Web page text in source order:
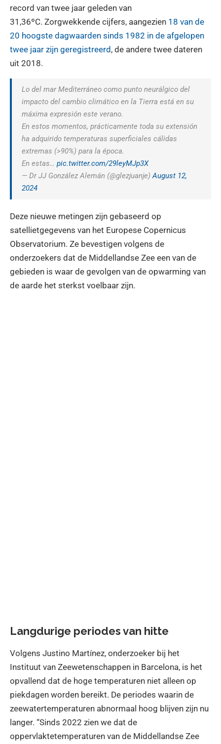
record van twee jaar geleden van
31,36ºC. Zorgwekkende cijfers, aangezien 18 van de
20 hoogste dagwaarden sinds 1982 in de afgelopen
twee jaar zijn geregistreerd, de andere twee dateren
uit 2018.
Lo del mar Mediterráneo como punto neurálgico del
impacto del cambio climático en la Tierra está en su
máxima expresión este verano.
En estos momentos, prácticamente toda su extensión
ha adquirido temperaturas superficiales cálidas
extremas (>90%) para la época.
En estas… pic.twitter.com/29leyMJp3X
— Dr JJ González Alemán (@glezjuanje) August 12,
2024
Deze nieuwe metingen zijn gebaseerd op
satellietgegevens van het Europese Copernicus
Observatorium. Ze bevestigen volgens de
onderzoekers dat de Middellandse Zee een van de
gebieden is waar de gevolgen van de opwarming van
de aarde het sterkst voelbaar zijn.
Langdurige periodes van hitte
Volgens Justino Martínez, onderzoeker bij het
Instituut van Zeewetenschappen in Barcelona, is het
opvallend dat de hoge temperaturen niet alleen op
piekdagen worden bereikt. De periodes waarin de
zeewatertemperaturen abnormaal hoog blijven zijn nu
langer. “Sinds 2022 zien we dat de
oppervlaktetemperaturen van de Middellandse Zee